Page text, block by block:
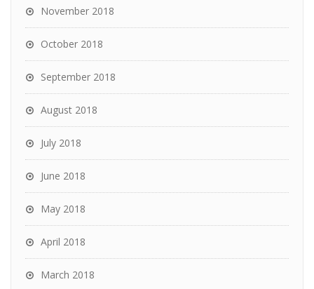
November 2018
October 2018
September 2018
August 2018
July 2018
June 2018
May 2018
April 2018
March 2018